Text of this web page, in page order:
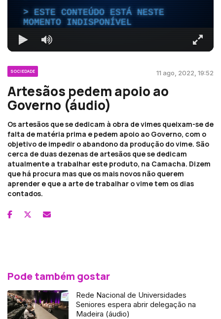
ESTE CONTEÚDO ESTÁ NESTE
MOMENTO INDISPONÍVEL
SOCIEDADE 11 ago, 2022, 19:52
Artesãos pedem apoio ao
Governo (áudio)
Os artesãos que se dedicam à obra de vimes queixam-se de
falta de matéria prima e pedem apoio ao Governo, com o
objetivo de impedir o abandono da produção do vime. São
cerca de duas dezenas de artesãos que se dedicam
atualmente a trabalhar este produto, na Camacha. Dizem
que há procura mas que os mais novos não querem
aprender e que a arte de trabalhar o vime tem os dias
contados.
Pode também gostar
Rede Nacional de Universidades
Seniores espera abrir delegação na
Madeira (áudio)